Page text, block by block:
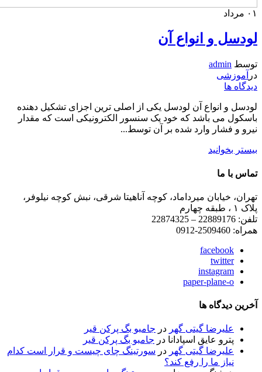
۰۱ مرداد
لودسل و انواع آن
توسط admin
در آموزشی
دیدگاه ها
لودسل و انواع آن لودسل یکی از اصلی ترین اجزای تشکیل دهنده
باسکول می باشد که خود یک سنسور الکترونیکی است که مقدار
نیرو و فشار وارد شده بر آن توسط...
بیستر بخوانید
تماس با ما
تهران، خیابان میرداماد، کوچه آناهیتا شرقی، نبش کوچه نیلوفر،
پلاک ۱ ، طبقه چهارم
تلفن: 22889176 – 22874325
همراه: 2509460-0912
facebook
twitter
instagram
paper-plane-o
آخرین دیدگاه ها
علیرضا گیتی گهر در جامبو بگ پرکن قیر
پترو عایق اسپادانا در جامبو بگ پرکن قیر
علیرضا گیتی گهر در سورتینگ چای چیست و قرار است کدام
نیاز ما را رفع کند؟